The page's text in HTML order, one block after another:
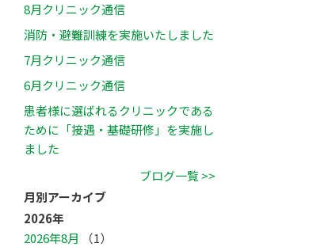
8月クリニック通信
消防・避難訓練を実施いたしました
7月クリニック通信
6月クリニック通信
患者様に選ばれるクリニックである
ために「接遇・基礎研修」を実施し
ました
ブログ一覧 >>
月別アーカイブ
2026年
2026年8月
（1）